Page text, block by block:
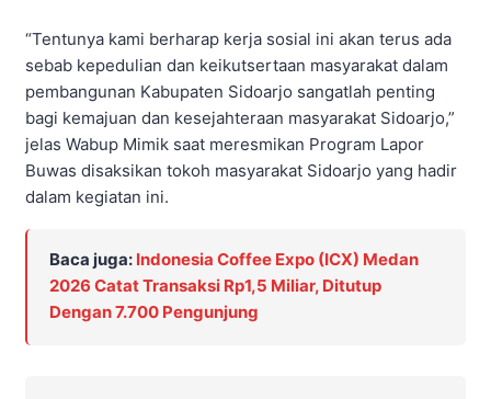
“Tentunya kami berharap kerja sosial ini akan terus ada
sebab kepedulian dan keikutsertaan masyarakat dalam
pembangunan Kabupaten Sidoarjo sangatlah penting
bagi kemajuan dan kesejahteraan masyarakat Sidoarjo,”
jelas Wabup Mimik saat meresmikan Program Lapor
Buwas disaksikan tokoh masyarakat Sidoarjo yang hadir
dalam kegiatan ini.
Baca juga: Indonesia Coffee Expo (ICX) Medan
2026 Catat Transaksi Rp1,5 Miliar, Ditutup
Dengan 7.700 Pengunjung